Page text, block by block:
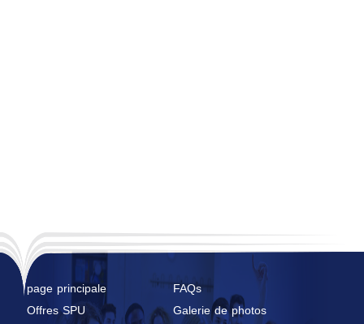
page principale
FAQs
Offres SPU
Galerie de photos